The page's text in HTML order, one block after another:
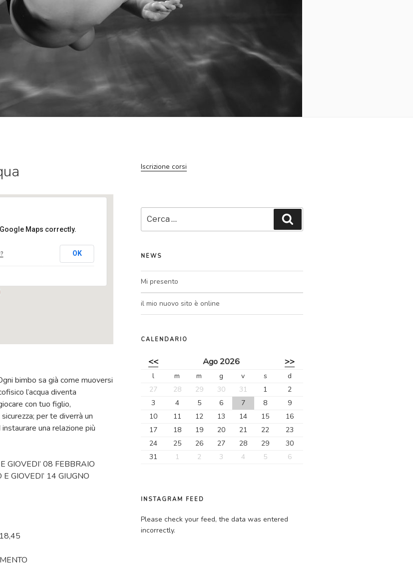
Ranica
Maps correctly.
OK
bimbo sa già come muoversi
l’acqua diventa
con tuo figlio,
per te diverrà un
una relazione più
GIOVEDI’ 08 FEBBRAIO
GIOVEDI’ 14 GIUGNO
Iscrizione corsi
NEWS
Mi presento
il mio nuovo sito è online
CALENDARIO
<< Ago 2026 >>
l m m g v s
d
27
28 29 30 31 1
2
3
4 5 6 7 8
9
10
11 12 13 14 15
16
17
18 19 20 21 22
23
24
25 26 27 28 29
30
31
1 2 3 4 5 6
INSTAGRAM FEED
Please check your feed, the data was entered
incorrectly.